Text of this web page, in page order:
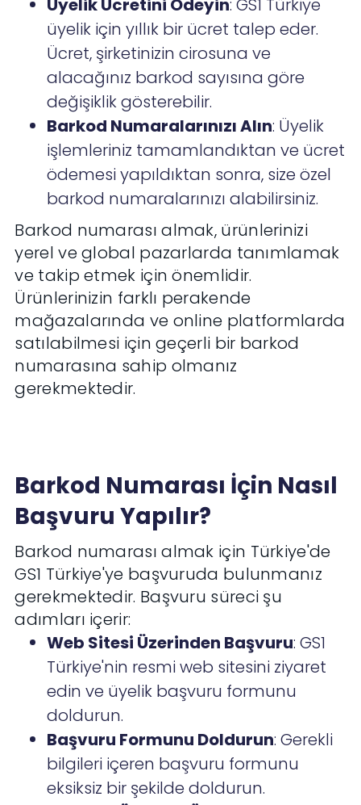
Üyelik Ücretini Ödeyin: GS1 Türkiye
üyelik için yıllık bir ücret talep eder.
Ücret, şirketinizin cirosuna ve
alacağınız barkod sayısına göre
değişiklik gösterebilir.
Barkod Numaralarınızı Alın: Üyelik
işlemleriniz tamamlandıktan ve ücret
ödemesi yapıldıktan sonra, size özel
barkod numaralarınızı alabilirsiniz.
Barkod numarası almak, ürünlerinizi
yerel ve global pazarlarda tanımlamak
ve takip etmek için önemlidir.
Ürünlerinizin farklı perakende
mağazalarında ve online platformlarda
satılabilmesi için geçerli bir barkod
numarasına sahip olmanız
gerekmektedir.
Barkod Numarası İçin Nasıl
Başvuru Yapılır?
Barkod numarası almak için Türkiye'de
GS1 Türkiye'ye başvuruda bulunmanız
gerekmektedir. Başvuru süreci şu
adımları içerir:
Web Sitesi Üzerinden Başvuru: GS1
Türkiye'nin resmi web sitesini ziyaret
edin ve üyelik başvuru formunu
doldurun.
Başvuru Formunu Doldurun: Gerekli
bilgileri içeren başvuru formunu
eksiksiz bir şekilde doldurun.